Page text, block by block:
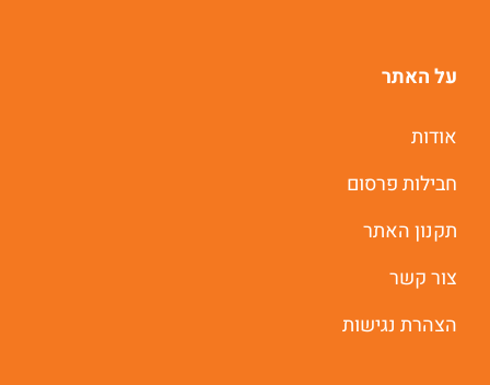
על האתר
אודות
חבילות פרסום
תקנון האתר
צור קשר
הצהרת נגישות